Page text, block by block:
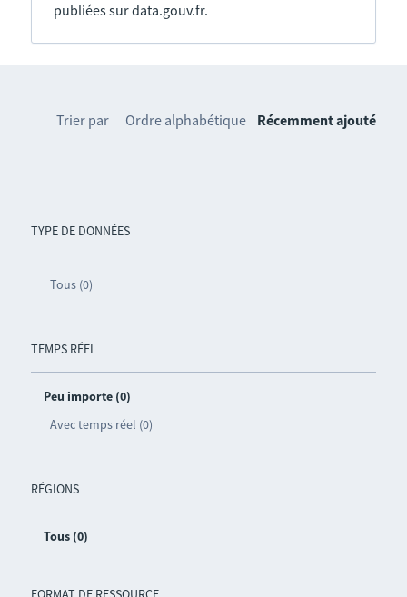
publiées sur data.gouv.fr.
TYPE DE DONNÉES
Tous (0)
TEMPS RÉEL
Peu importe (0)
Avec temps réel (0)
RÉGIONS
Tous (0)
Trier par Ordre alphabétique Récemment ajouté